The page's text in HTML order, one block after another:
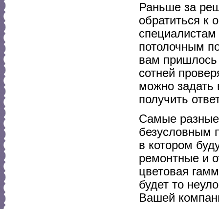
Раньше за
обратиться к
потолочным
вам пришлось
сотней
можно задать
получить
Самые
безусловным
в котором
ремонтные и
цветовая
будет то
Вашей